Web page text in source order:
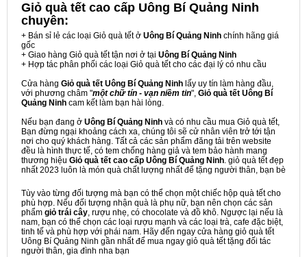
Giỏ quà tết cao cấp Uông Bí Quảng Ninh
chuyên:
+ Bán sỉ lẻ các loại Giỏ quà tết ở Uông Bí Quảng Ninh chính hãng giá
gốc
+ Giao hàng Giỏ quà tết tận nơi ở tại Uông Bí Quảng Ninh
+ Hợp tác phân phối các loại Giỏ quà tết cho các đại lý có nhu cầu
Cửa hàng Giỏ quà tết Uông Bí Quảng Ninh lấy uy tín làm hàng đầu,
với phương châm "một chữ tín - vạn niềm tin", Giỏ quà tết Uông Bí
Quảng Ninh cam kết làm bạn hài lòng.
Nếu bạn đang ở Uông Bí Quảng Ninh và có nhu cầu mua Giỏ quà tết,
Bạn đừng ngại khoảng cách xa, chúng tôi sẽ cử nhân viên trở tới tận
nơi cho quý khách hàng. Tất cả các sản phẩm đăng tải trên website
đều là hình thực tế, có tem chống hàng giả và tem bảo hành mang
thương hiệu Giỏ quà tết cao cấp Uông Bí Quảng Ninh. giỏ quà tết đẹp
nhất 2023 luôn là món quà chất lượng nhất để tặng người thân, bạn bè
Tùy vào từng đối tượng mà bạn có thể chọn một chiếc hộp quà tết cho
phù hợp. Nếu đối tượng nhận quà là phụ nữ, bạn nên chọn các sản
phẩm giỏ trái cây, rượu nhẹ, có chocolate và đồ khô. Ngược lại nếu là
nam, bạn có thể chọn các loại rượu mạnh và các loại trà, cafe đặc biệt,
tinh tế và phù hợp với phái nam. Hãy đến ngay cửa hàng giỏ quà tết
Uông Bí Quảng Ninh gần nhất để mua ngay giỏ quà tết tặng đối tác
người thân, gia đình nha bạn